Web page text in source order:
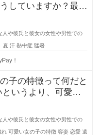
していますか？最近
外に出
人や彼氏と彼女の女性や男性での
夏 汗 熱中症 猛暑
！
子の特徴って何だと
いうより、可愛い
(綺麗
人や彼氏と彼女の女性や男性での
れ 可愛い女の子の特徴 容姿 恋愛 遺